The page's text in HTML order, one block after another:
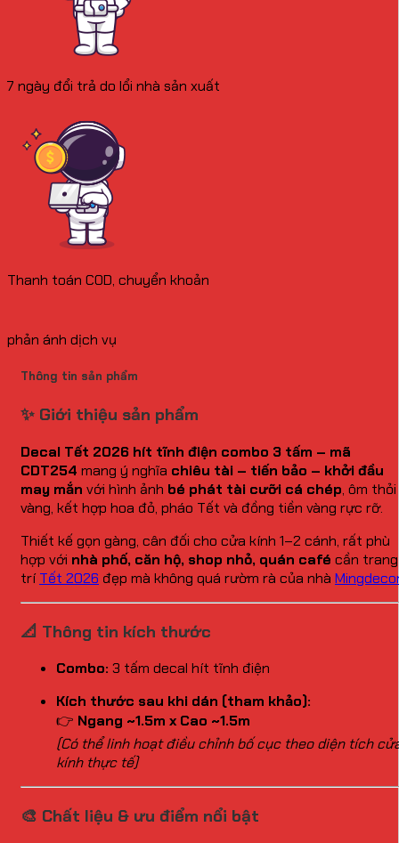
7 ngày đổi trả do lổi nhà sản xuất
Thanh toán COD, chuyển khoản
phản ánh dịch vụ
Thông tin sản phẩm
✨ Giới thiệu sản phẩm
Decal Tết 2026 hít tĩnh điện combo 3 tấm – mã
CDT254 mang ý nghĩa chiêu tài – tiến bảo – khởi đầu
may mắn với hình ảnh bé phát tài cưỡi cá chép, ôm thỏi
vàng, kết hợp hoa đỏ, pháo Tết và đồng tiền vàng rực rỡ.
Thiết kế gọn gàng, cân đối cho cửa kính 1–2 cánh, rất phù
hợp với nhà phố, căn hộ, shop nhỏ, quán café cần trang
tríTết 2026 đẹp mà không quá rườm rà của nhà
📐 Thông tin kích thước
Combo: 3 tấm decal hít tĩnh điện
Kích thước sau khi dán (tham khảo):
👉 Ngang ~1.5m x Cao ~1.5m
(Có thể linh hoạt điều chỉnh bố cục theo diện tích
kính thực tế)
🎨 Chất liệu & ưu điểm nổi bật